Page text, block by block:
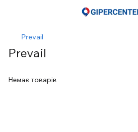
Prevail
Prevail
Немає товарів